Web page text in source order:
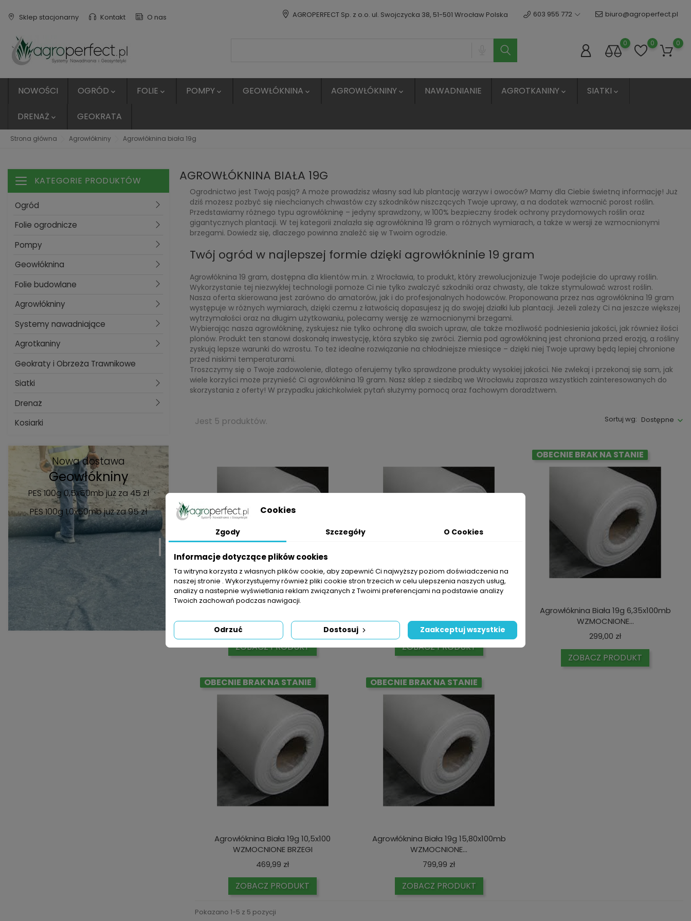
Sklep stacjonarny Kontakt O nas AGROPERFECT Sp. z o.o. ul. Swojczycka 38, 51-501 Wrocław Polska 603 955 772 biuro@agroperfect.pl
0 0 0
NOWOŚCI OGRÓD  FOLIE  POMPY  GEOWŁÓKNINA  AGROWŁÓKNINY  NAWADNIANIE AGROTKANINY  SIATKI 
DRENAŻ  GEOKRATA
Strona główna Agrowłókniny Agrowłóknina biała 19g
Toggle navigation
KATEGORIE PRODUKTÓW
Ogród
Folie ogrodnicze
Pompy
Geowłóknina
Folie budowlane
Agrowłókniny
Systemy nawadniające
Agrotkaniny
Geokraty i Obrzeża Trawnikowe
Siatki
Drenaż
Kosiarki
Nowa dostawa
Geowłókniny
PES 100g 0,5x50mb już za 45 zł
PES 100g 1,0x50mbjuż za 95 zł
AGROWŁÓKNINA BIAŁA 19G
Ogrodnictwo jest Twoją pasją? A może prowadzisz własny sad lub plantację warzyw i owoców? Mamy dla Ciebie świetną informację! Już
dziś możesz pozbyć się niechcianych chwastów czy szkodników niszczących Twoje uprawy, a na dodatek wzmocnić porost roślin.
Przedstawiamy różnego typu agrowłókninę – jedyny sprawdzony, w 100% bezpieczny środek ochrony przydomowych roślin oraz
gigantycznych plantacji. W tej kategorii znalazła się agrowłóknina 19 gram o różnych wymiarach, a także w wersji ze wzmocnionymi
brzegami. Dowiedz się, dlaczego powinna znaleźć się w Twoim ogrodzie.
Twój ogród w najlepszej formie dzięki agrowłókninie 19 gram
Agrowłóknina 19 gram, dostępna dla klientów m.in. z Wrocławia, to produkt, który zrewolucjonizuje Twoje podejście do uprawy roślin.
Wykorzystanie tej niezwykłej technologii pomoże Ci nie tylko zwalczyć szkodniki oraz chwasty, ale także stymulować wzrost roślin.
Nasza oferta skierowana jest zarówno do amatorów, jak i do profesjonalnych hodowców. Proponowana przez nas agrowłóknina 19 gram
występuje w różnych wymiarach, dzięki czemu z łatwością dopasujesz ją do swojej działki lub plantacji. Jeżeli zależy Ci na jeszcze większej
wytrzymałości oraz na długim użytkowaniu, polecamy wersję ze wzmocnionymi brzegami.
Wybierając nasza agrowłókninę, zyskujesz nie tylko ochronę dla swoich upraw, ale także możliwość podniesienia jakości, jak również ilości
plonów. Produkt ten stanowi doskonałą inwestycję, która szybko się zwróci. Ziemia pod agrowłókniną jest chroniona przed erozją, a rośliny
zyskują lepsze warunki do wzrostu. To też idealne rozwiązanie na chłodniejsze miesiące – dzięki niej Twoje uprawy będą lepiej chronione
przed niskimi temperaturami.
Troszczymy się o Twoje zadowolenie, dlatego oferujemy tylko sprawdzone produkty wysokiej jakości. Nie zwlekaj i przekonaj się sam, jak
wiele korzyści może przynieść Ci agrowłóknina 19 gram. Nasz sklep z siedzibą we Wrocławiu zaprasza wszystkich zainteresowanych do
skorzystania z oferty! W przypadku jakichkolwiek pytań służymy pomocą oraz fachowym doradztwem.
Jest 5 produktów. Sortuj wg: Dostępne
69,99 zł
Cena
ZOBACZ PRODUKT
129,99 złCena
ZOBACZ PRODUKT
OBECNIE BRAK NA STANIE
Agrowłóknina Biała 19g 6,35x100mb
WZMOCNIONE...
299,00 złCena
ZOBACZ PRODUKT
OBECNIE BRAK NA STANIE
Agrowłóknina Biała 19g 10,5x100
WZMOCNIONE BRZEGI
469,99 złCena
ZOBACZ PRODUKT
OBECNIE BRAK NA STANIE
Agrowłóknina Biała 19g 15,80x100mb
WZMOCNIONE...
799,99 złCena
ZOBACZ PRODUKT
Pokazano 1-5 z 5 pozycji
Cookies
Zgody Szczegóły O Cookies
Informacje dotyczące plików cookies
Ta witryna korzysta z własnych plików cookie, aby zapewnić Ci najwyższy poziom doświadczenia na
naszej stronie . Wykorzystujemy również pliki cookie stron trzecich w celu ulepszenia naszych usług,
analizy a nastepnie wyświetlania reklam związanych z Twoimi preferencjami na podstawie analizy
Twoich zachowań podczas nawigacji.
Odrzuć Dostosuj Zaakceptuj wszystkie